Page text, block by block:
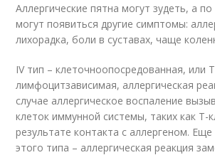
Аллергические пятна могут зудеть, а
могут появиться другие симптомы:
лихорадка, боли в суставах, чаще
IV тип – клеточноопосредованная, или
лимфоцитзависимая, аллергическая
случае аллергическое воспаление
клеток иммунной системы, таких как Т-
результате контакта с аллергеном.
этого типа – аллергическая реакция